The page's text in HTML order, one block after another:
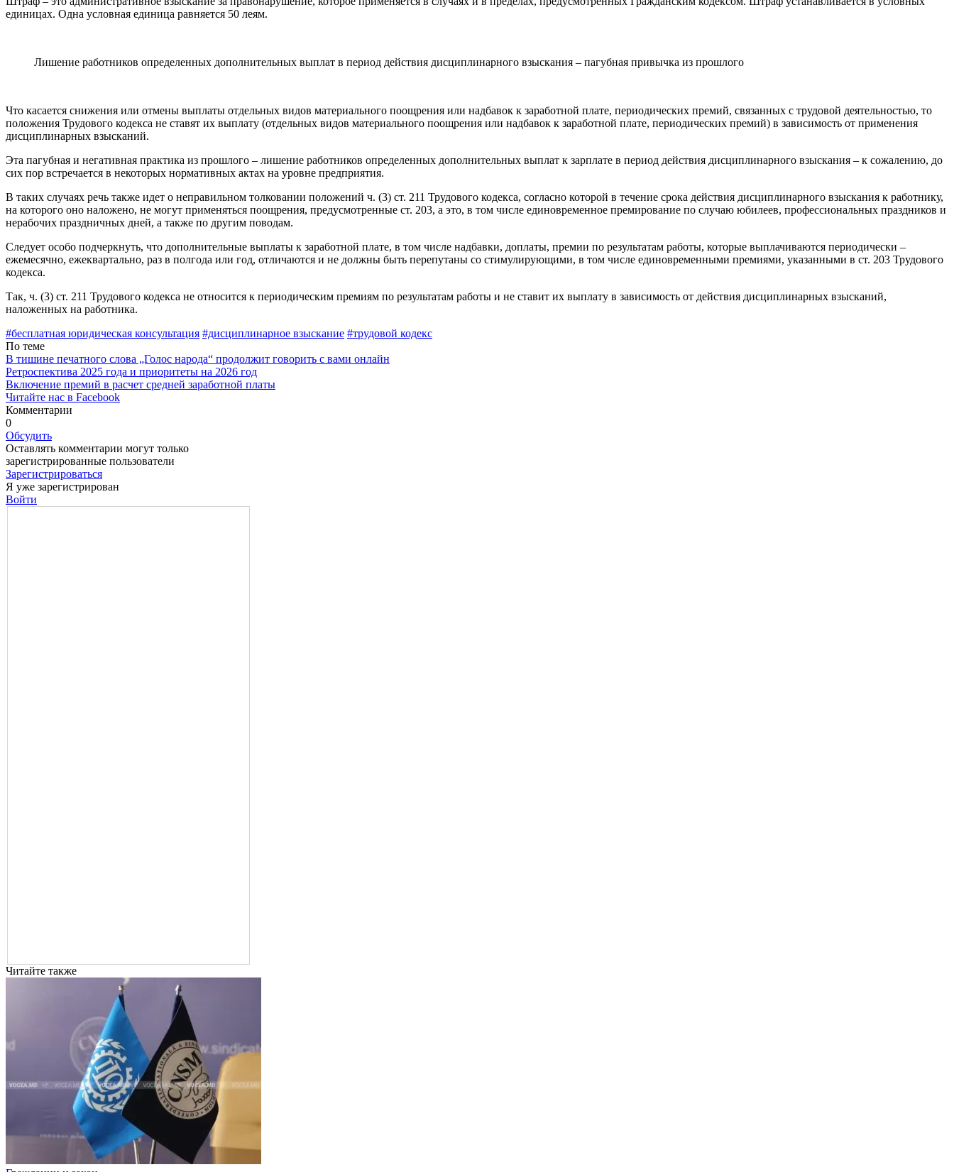
единицах. Одна условная единица равняется 50 леям.
Лишение работников определенных дополнительных выплат в период действия дисциплинарного взыскания ‒ пагубная привычка из прошлого
Что касается снижения или отмены выплаты отдельных видов мате­риального поощрения или надбавок к заработной плате, периоди­ческих премий, связанных с трудовой деятельностью, то
положения Трудового кодекса не ставят их выплату (отдельных видов материаль­ного поощрения или надбавок к заработной плате, периодических премий) в зависимость от применения
дисциплинарных взысканий.
Эта пагубная и негативная практика из прошлого ‒ лишение работ­ников определенных дополнительных выплат к зарплате в период действия дисциплинарного взыскания ‒ к сожалению, до
сих пор встречается в некоторых нормативных актах на уровне предприятия.
В таких случаях речь также идет о неправильном толковании поло­жений ч. (3) ст. 211 Трудового кодекса, согласно которой в течение срока действия дисциплинарного взыскания к работнику,
на которого оно наложено, не могут применяться поощрения, предусмотренные ст. 203, а это, в том числе единовременное премирование по случаю юбилеев, профессиональных праздников и
нерабочих праздничных дней, а также по другим поводам.
Следует особо подчеркнуть, что дополнительные выплаты к зара­ботной плате, в том числе надбавки, доплаты, премии по результа­там работы, которые выплачиваются периодически ‒
ежемесячно, ежеквартально, раз в полгода или год, отличаются и не должны быть перепутаны со стимулирующими, в том числе единовременными пре­миями, указанными в ст. 203 Трудового
кодекса.
Так, ч. (3) ст. 211 Трудового кодекса не относится к периодическим премиям по результатам работы и не ставит их выплату в зависимость от действия дисциплинарных взысканий,
наложенных на работника.
#бесплатная юридическая консультация #дисциплинарное взыскание #трудовой кодекс
По теме
В тишине печатного слова „Голос народа“ продолжит говорить с вами онлайн
Ретроспектива 2025 года и приоритеты на 2026 год
Включение премий в расчет средней заработной платы
Читайте нас в Facebook
Комментарии
0
Обсудить
Оставлять комментарии могут только
зарегистрированные пользователи
Зарегистрироваться
Я уже зарегистрирован
Войти
Читайте также